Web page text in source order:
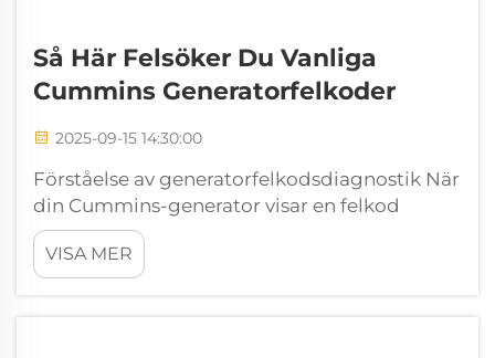
Så Här Felsöker Du Vanliga
Cummins Generatorfelkoder
2025-09-15 14:30:00
Förståelse av generatorfelkodsdiagnostik När
din Cummins-generator visar en felkod
skickar den ett viktigt meddelande om sin
driftstatus. Dessa diagnostikkoder fungerar
som generatorns sätt att kommunicera
VISA MER